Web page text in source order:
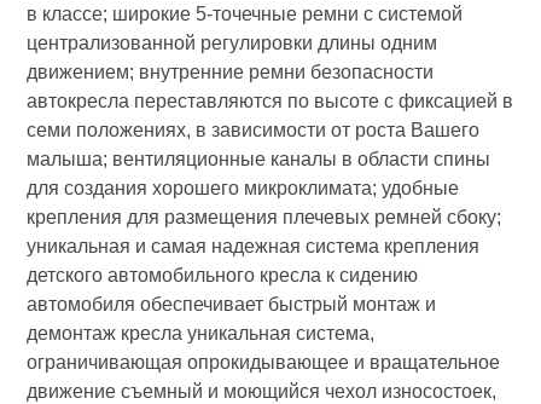
в классе; широкие 5-точечные ремни с системой
централизованной регулировки длины одним
движением; внутренние ремни безопасности
автокресла переставляются по высоте с фиксацией в
семи положениях, в зависимости от роста Вашего
малыша; вентиляционные каналы в области спины
для создания хорошего микроклимата; удобные
крепления для размещения плечевых ремней сбоку;
уникальная и самая надежная система крепления
детского автомобильного кресла к сидению
автомобиля обеспечивает быстрый монтаж и
демонтаж кресла уникальная система,
ограничивающая опрокидывающее и вращательное
движение съемный и моющийся чехол износостоек,